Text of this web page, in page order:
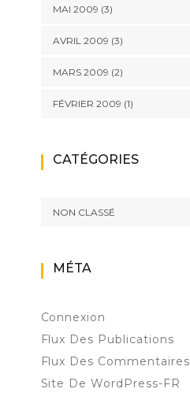
MAI 2009 (3)
AVRIL 2009 (3)
MARS 2009 (2)
FÉVRIER 2009 (1)
CATÉGORIES
NON CLASSÉ
MÉTA
Connexion
Flux Des Publications
Flux Des Commentaires
Site De WordPress-FR